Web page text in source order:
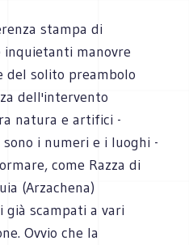
stampa di
inquietanti manovre
del solito preambolo
dell'intervento
natura e artifici -
sono i numeri e i luoghi -
come Razza di
(Arzachena)
già scampati a vari
Ovvio che la